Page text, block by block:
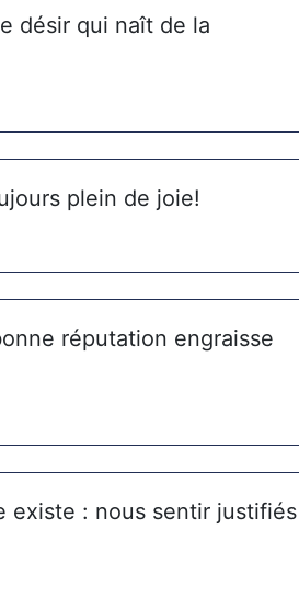
désir qui naît de la
plein de joie!
réputation engraisse
existe : nous sentir justifiés